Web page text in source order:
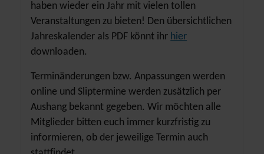
haben wieder ein Jahr mit vielen tollen
Veranstaltungen zu bieten! Den übersichtlichen
Jahreskalender als PDF könnt ihr hier
downloaden.
Terminänderungen bzw. Anpassungen werden
online und Sliptermine werden zusätzlich per
Aushang bekannt gegeben. Wir möchten alle
Mitglieder bitten euch immer kurzfristig zu
informieren, ob der jeweilige Termin auch